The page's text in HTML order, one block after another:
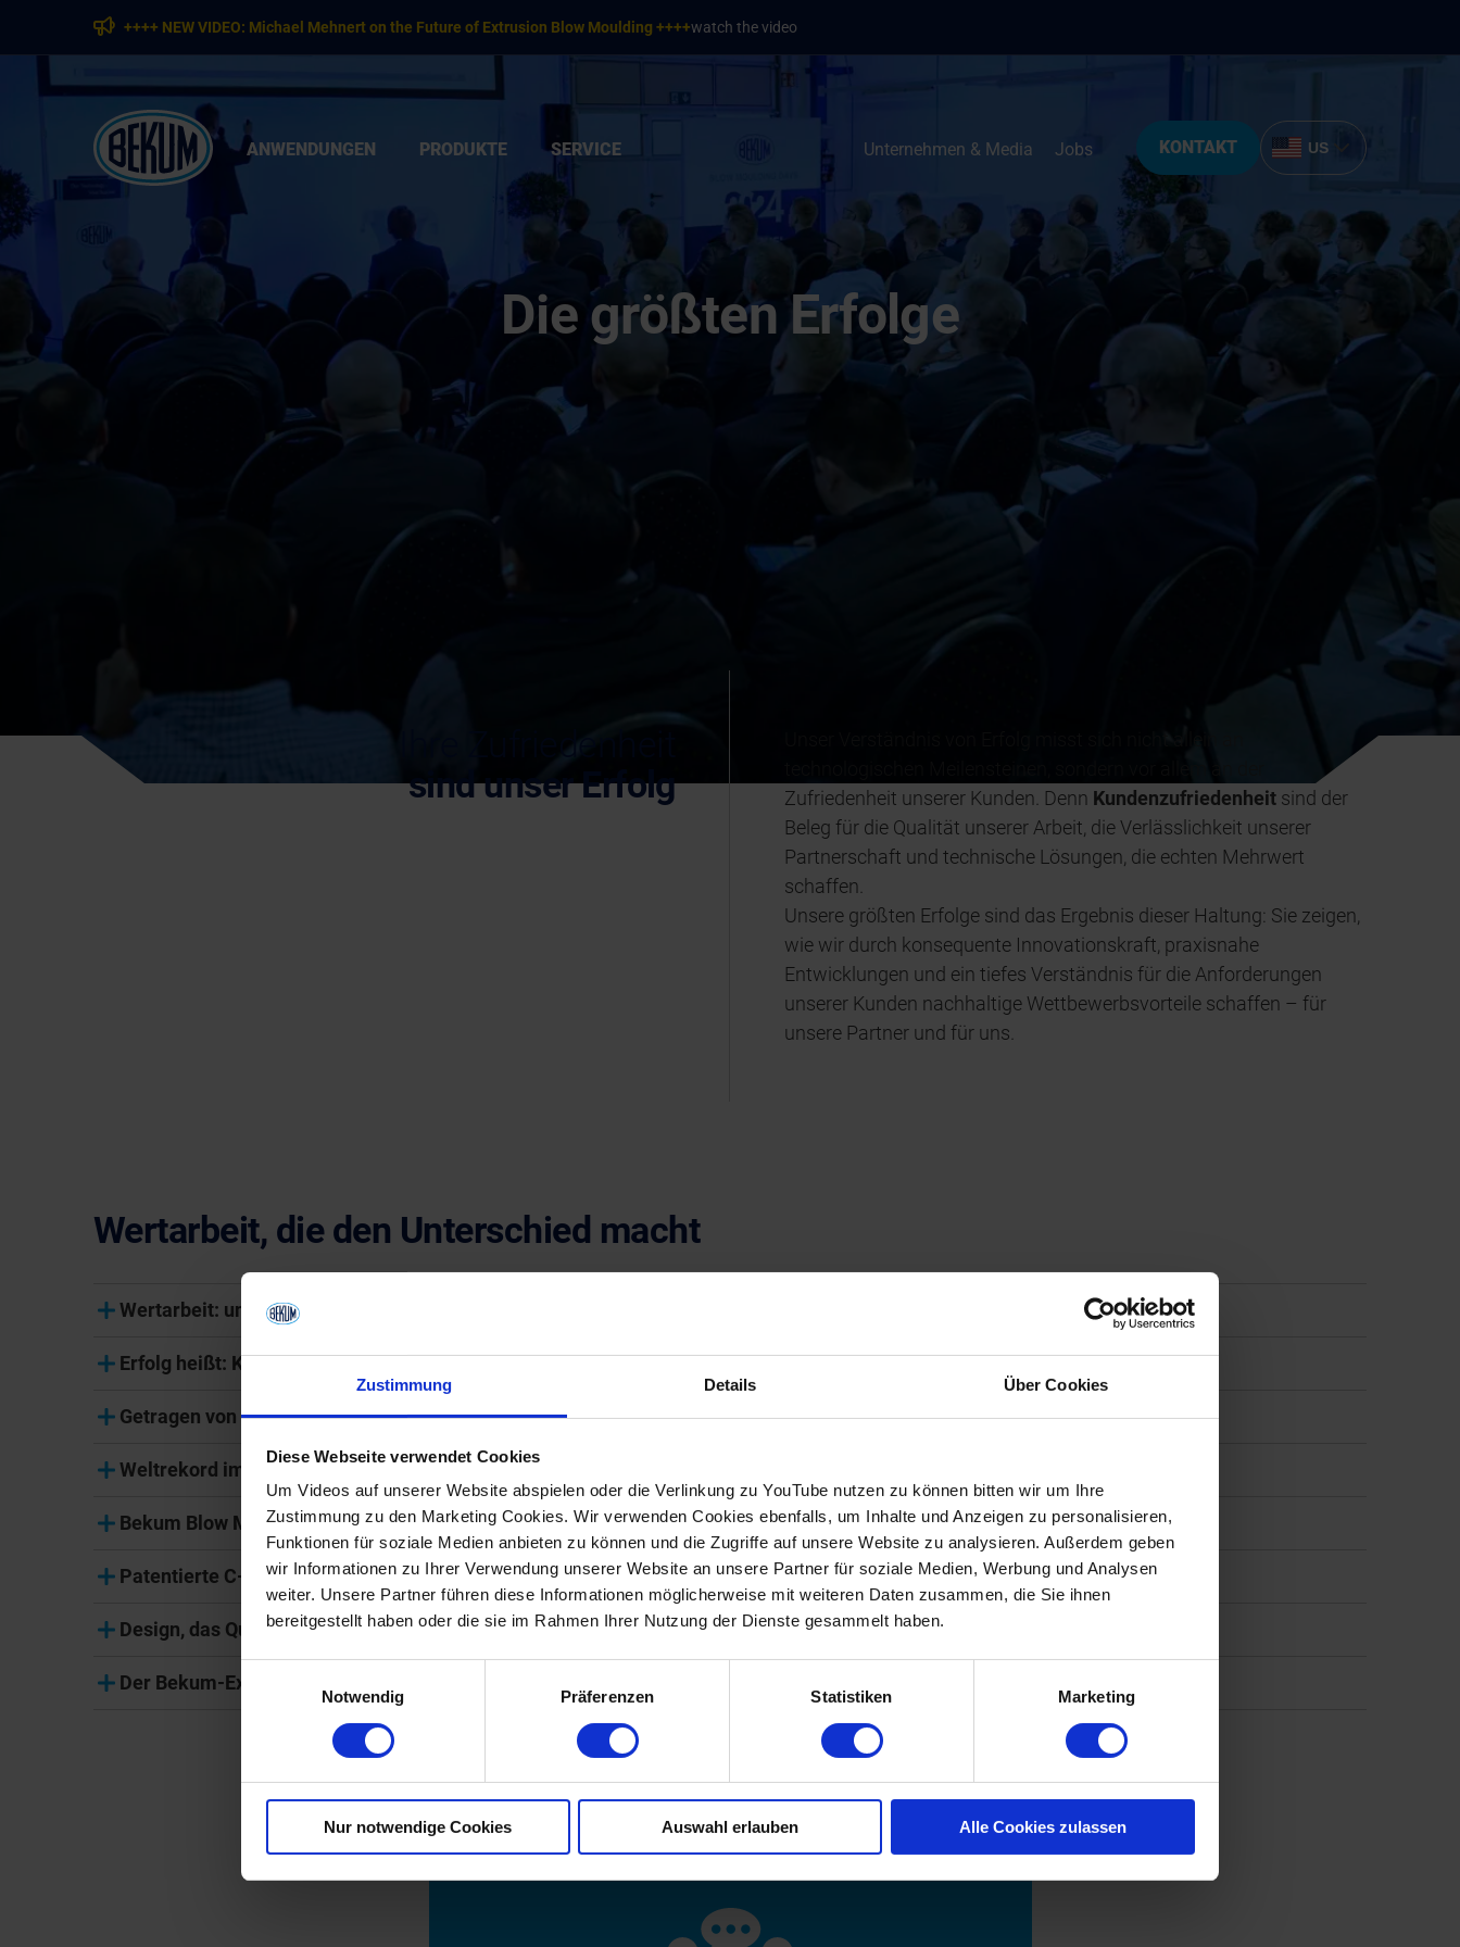
Zustimmung Details Über Cookies
Diese Webseite verwendet Cookies
Um Videos auf unserer Website abspielen oder die Verlinkung zu YouTube nutzen zu können bitten wir um Ihre
Zustimmung zu den Marketing Cookies. Wir verwenden Cookies ebenfalls, um Inhalte und Anzeigen zu personalisieren,
Funktionen für soziale Medien anbieten zu können und die Zugriffe auf unsere Website zu analysieren. Außerdem geben
wir Informationen zu Ihrer Verwendung unserer Website an unsere Partner für soziale Medien, Werbung und Analysen
weiter. Unsere Partner führen diese Informationen möglicherweise mit weiteren Daten zusammen, die Sie ihnen
bereitgestellt haben oder die sie im Rahmen Ihrer Nutzung der Dienste gesammelt haben.
Notwendig
Präferenzen Statistiken Marketing
Nur notwendige Cookies Auswahl erlauben Alle Cookies zulassen
++++ NEW VIDEO: Michael Mehnert on the Future of Extrusion Blow Moulding ++++watch the video
ANWENDUNGEN PRODUKTE SERVICE Unternehmen & Media Jobs KONTAKT US
Die größten Erfolge
Ihre Zufriedenheit
sind unser Erfolg
Zufriedenheit unserer Kunden. Denn Kundenzufriedenheit sind der
Beleg für die Qualität unserer Arbeit, die Verlässlichkeit unserer
Partnerschaft und technische Lösungen, die echten Mehrwert
schaffen.
Unsere größten Erfolge sind das Ergebnis dieser Haltung: Sie zeigen,
wie wir durch konsequente Innovationskraft, praxisnahe
Entwicklungen und ein tiefes Verständnis für die Anforderungen
unserer Kunden nachhaltige Wettbewerbsvorteile schaffen – für
unsere Partner und für uns.
Wertarbeit, die den Unterschied macht
Wertarbeit: unsere Maschinen produzieren 30 Jahre und länger
Erfolg heißt: Kundenzufriedenheit schaffen
Getragen von Erfahrung und Leidenschaft
Weltrekord im energiesparenden Blasformen
Bekum Blow Moulding Days
Patentierte C-Rahmen Schließeinheit mit exklusiven Antrieben
Design, das Qualität sichtbar macht
Der Bekum-Extrusionskopf aus eigener Entwicklung und Fertigung